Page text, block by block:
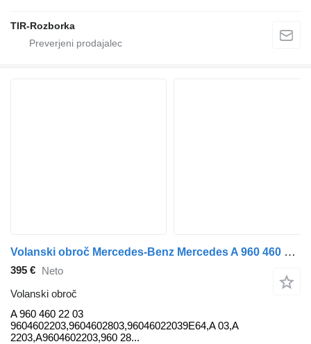
TIR-Rozborka
Volanski obroč Mercedes-Benz Mercedes A 960 460 22 03 za tovornjak
395 € Neto
Volanski obroč
A 960 460 22 03
9604602203,9604602803,96046022039E64,A 03,A
2203,A9604602203,960 28...